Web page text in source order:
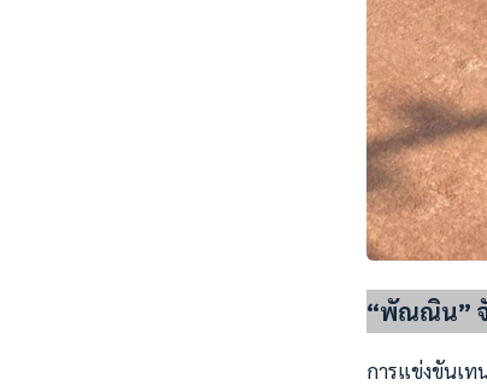
“พัณณิน”
การแข่งขันเท